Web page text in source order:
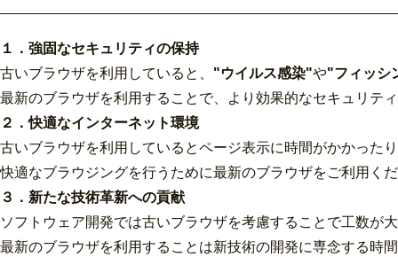
１．強固なセキュリティの保持
古いブラウザを利用していると、 "ウイルス感染"や"フィッシ
最新のブラウザを利用することで、より効果的なセキュリテ
２．快適なインターネット環境
古いブラウザを利用しているとページ表示に時間がかかった
快適なブラウジングを行うために最新のブラウザをご利用く
３．新たな技術革新への貢献
ソフトウェア開発では古いブラウザを考慮することで工数が
最新のブラウザを利用することは新技術の開発に専念する時